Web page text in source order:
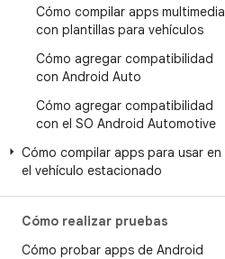
Cómo compilar apps multimedia
con plantillas para vehículos
Cómo agregar compatibilidad
con Android Auto
Cómo agregar compatibilidad
con el SO Android Automotive
Cómo compilar apps para usar en
el vehículo estacionado
Cómo realizar pruebas
Cómo probar apps de Android